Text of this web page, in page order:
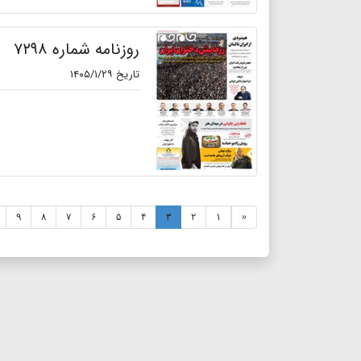
روزنامه شماره ۷۲۹۸
تاریخ ۱۴۰۵/۱/۲۹
« ۱ ۲ ۳ ۴ ۵ ۶ ۷ ۸ ۹